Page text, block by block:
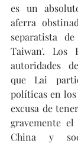
es un
aferra
separatista
Taiwan'. Los
autoridades
que Lai
políticas en los
excusa de
gravemente
China y